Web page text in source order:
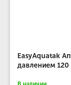
EasyAquatak
давлением 120